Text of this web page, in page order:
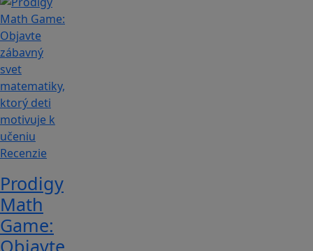
Recenzie
Prodigy
Math
Game:
Objavte